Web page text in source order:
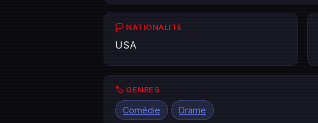
🏳️ NATIONALITÉ
USA
🏷️ GENRES
Comédie Drame